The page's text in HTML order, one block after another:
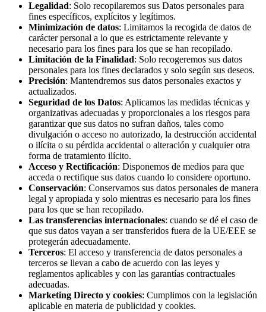
Legalidad: Solo recopilaremos sus Datos personales para
fines específicos, explícitos y legítimos.
Minimización de datos: Limitamos la recogida de datos de
carácter personal a lo que es estrictamente relevante y
necesario para los fines para los que se han recopilado.
Limitación de la Finalidad: Solo recogeremos sus datos
personales para los fines declarados y solo según sus deseos.
Precisión: Mantendremos sus datos personales exactos y
actualizados.
Seguridad de los Datos: Aplicamos las medidas técnicas y
organizativas adecuadas y proporcionales a los riesgos para
garantizar que sus datos no sufran daños, tales como
divulgación o acceso no autorizado, la destrucción accidental
o ilícita o su pérdida accidental o alteración y cualquier otra
forma de tratamiento ilícito.
Acceso y Rectificación: Disponemos de medios para que
acceda o rectifique sus datos cuando lo considere oportuno.
Conservación: Conservamos sus datos personales de manera
legal y apropiada y solo mientras es necesario para los fines
para los que se han recopilado.
Las transferencias internacionales: cuando se dé el caso de
que sus datos vayan a ser transferidos fuera de la UE/EEE se
protegerán adecuadamente.
Terceros: El acceso y transferencia de datos personales a
terceros se llevan a cabo de acuerdo con las leyes y
reglamentos aplicables y con las garantías contractuales
adecuadas.
Marketing Directo y cookies: Cumplimos con la legislación
aplicable en materia de publicidad y cookies.